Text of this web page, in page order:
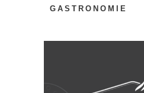
GASTRONOMIE